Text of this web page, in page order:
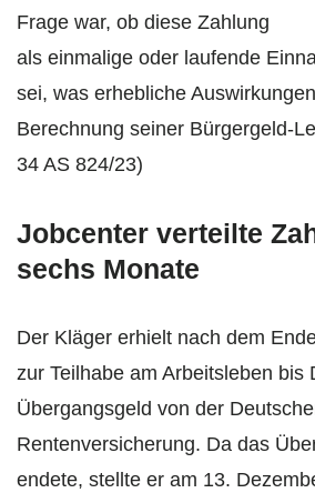
Frage war, ob diese Zahlung
als einmalige oder laufende
sei, was erhebliche
Berechnung seiner Bürgergeld-
34 AS 824/23)
Jobcenter verteilte
sechs Monate
Der Kläger erhielt nach dem
zur Teilhabe am Arbeitsleben bis
Übergangsgeld von der
Rentenversicherung. Da das
endete, stellte er am 13.